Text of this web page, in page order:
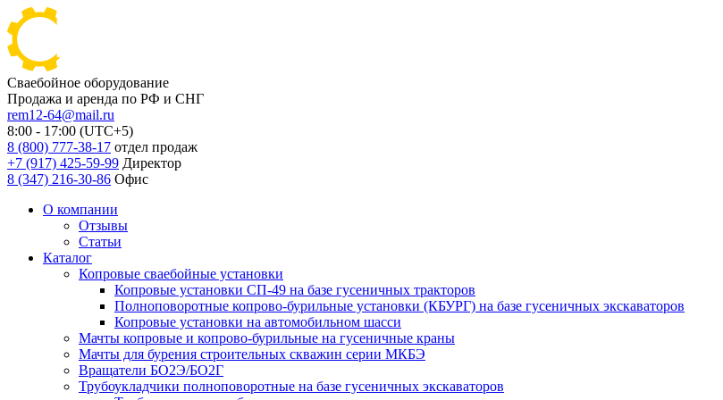
Сваебойное оборудование
Продажа и аренда по РФ и СНГ
rem12-64@mail.ru
8:00 - 17:00 (UTC+5)
8 (800) 777-38-17 отдел продаж
+7 (917) 425-59-99 Директор
8 (347) 216-30-86 Офис
О компании
Отзывы
Статьи
Каталог
Копровые сваебойные установки
Копровые установки СП-49 на базе гусеничных тракторов
Полноповоротные копрово-бурильные установки (КБУРГ) на базе гусеничных экскаваторов
Копровые установки на автомобильном шасси
Мачты копровые и копрово-бурильные на гусеничные краны
Мачты для бурения строительных скважин серии МКБЭ
Вращатели БО2Э/БО2Г
Трубоукладчики полноповоротные на базе гусеничных экскаваторов